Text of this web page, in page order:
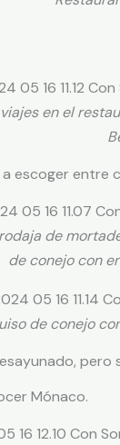
viajes en el
escoger entre
de
de conejo con
de conejo
pero
Mónaco.